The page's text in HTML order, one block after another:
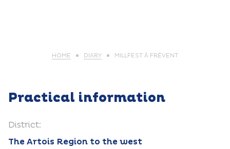
HOME DIARY MILLFEST À FRÉVENT
Practical information
District:
The Artois Region to the west